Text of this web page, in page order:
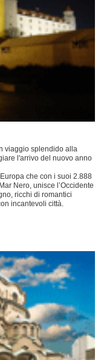
viaggio splendido alla
l'arrivo del nuovo anno
che con i suoi 2.888
Nero, unisce l’Occidente
ricchi di romantici
incantevoli città.